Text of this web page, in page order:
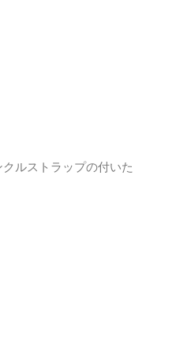
ルストラップの付いた